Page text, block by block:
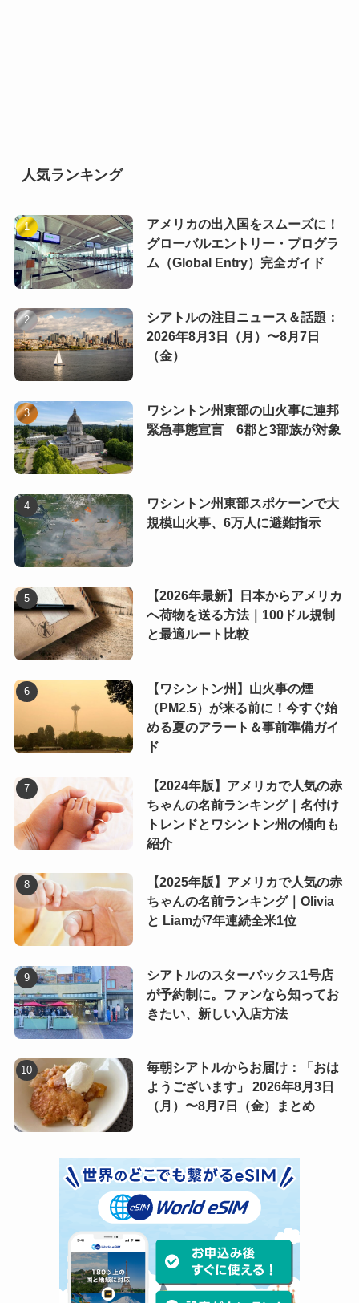
人気ランキング
アメリカの出入国をスムーズに！
グローバルエントリー・プログラ
ム（Global Entry）完全ガイド
シアトルの注目ニュース＆話題：
2026年8月3日（月）〜8月7日
（金）
ワシントン州東部の山火事に連邦
緊急事態宣言 6郡と3部族が対象
ワシントン州東部スポケーンで大
規模山火事、6万人に避難指示
【2026年最新】日本からアメリカ
へ荷物を送る方法｜100ドル規制
と最適ルート比較
【ワシントン州】山火事の煙
（PM2.5）が来る前に！今すぐ始
める夏のアラート＆事前準備ガイ
ド
【2024年版】アメリカで人気の赤
ちゃんの名前ランキング｜名付け
トレンドとワシントン州の傾向も
紹介
【2025年版】アメリカで人気の赤
ちゃんの名前ランキング｜Olivia
と Liamが7年連続全米1位
シアトルのスターバックス1号店
が予約制に。ファンなら知ってお
きたい、新しい入店方法
毎朝シアトルからお届け：「おは
ようございます」 2026年8月3日
（月）〜8月7日（金）まとめ